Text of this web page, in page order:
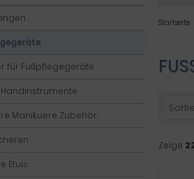
Startseite
Zeige
für Fußpflegegeräte
Manikuere Zubehör
Etuis